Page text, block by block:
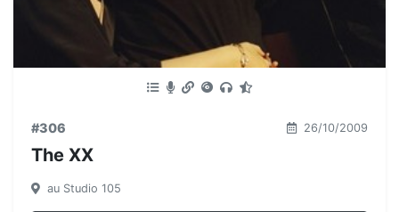
#306 26/10/2009
The XX
au Studio 105